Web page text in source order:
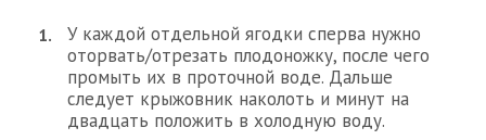
У каждой отдельной ягодки сперва нужно
оторвать/отрезать плодоножку, после чего
промыть их в проточной воде. Дальше
следует крыжовник наколоть и минут на
двадцать положить в холодную воду.